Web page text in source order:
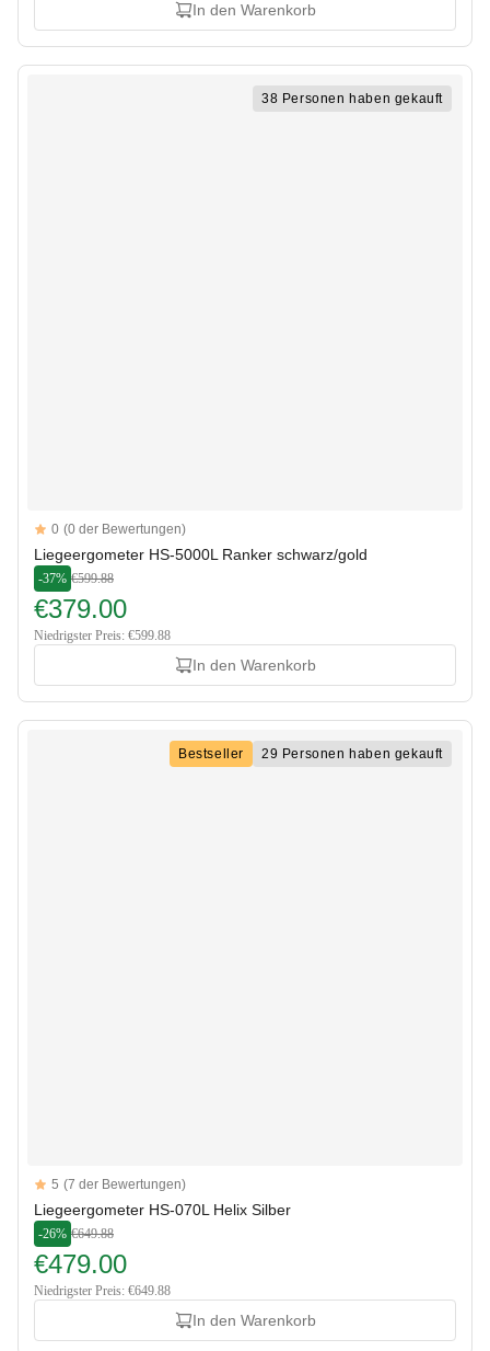
In den Warenkorb
38 Personen haben gekauft
Reviews
0 (0 der Bewertungen)
Liegeergometer HS-5000L Ranker schwarz/gold
-37% €599.88
€379.00
Niedrigster Preis: €599.88
In den Warenkorb
Bestseller 29 Personen haben gekauft
Reviews
5 out of 5 stars
5 (7 der Bewertungen)
Liegeergometer HS-070L Helix Silber
-26% €649.88
€479.00
Niedrigster Preis: €649.88
In den Warenkorb